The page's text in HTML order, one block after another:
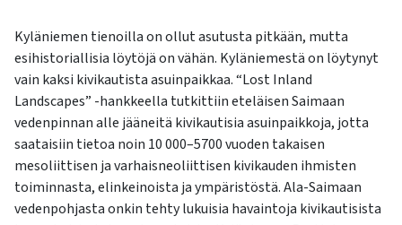
käyttäjät
voivat
käyttää
kosketus-
ja
pyyhkäisyliikkeitä.
Kyläniemen tienoilla on ollut asutusta pitkään, mutta
esihistoriallisia löytöjä on vähän. Kyläniemestä on löytynyt
vain kaksi kivikautista asuinpaikkaa. “Lost Inland
Landscapes” -hankkeella tutkittiin eteläisen Saimaan
vedenpinnan alle jääneitä kivikautisia asuinpaikkoja, jotta
saataisiin tietoa noin 10 000–5700 vuoden takaisen
mesoliittisen ja varhaisneoliittisen kivikauden ihmisten
toiminnasta, elinkeinoista ja ympäristöstä. Ala-Saimaan
vedenpohjasta onkin tehty lukuisia havaintoja kivikautisista